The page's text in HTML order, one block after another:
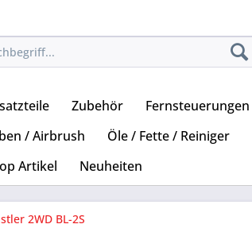
Zubehör Fernsteuerungen
/ Airbrush Öle / Fette / Reiniger
Artikel Neuheiten
2WD BL-2S